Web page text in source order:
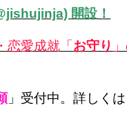
開設！
恋愛成就「お守り
」受付中。詳しく